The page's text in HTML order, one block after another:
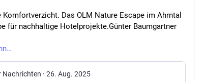
Das OLM Nature Escape im Ahrntal
für nachhaltige Hotelprojekte.Günter Baumgartner
Nachrichten · 26. Aug. 2025